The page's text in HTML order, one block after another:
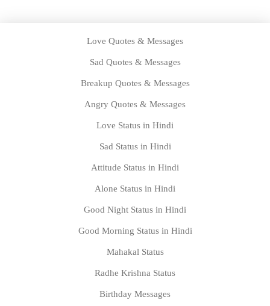
Love Quotes & Messages
Sad Quotes & Messages
Breakup Quotes & Messages
Angry Quotes & Messages
Love Status in Hindi
Sad Status in Hindi
Attitude Status in Hindi
Alone Status in Hindi
Good Night Status in Hindi
Good Morning Status in Hindi
Mahakal Status
Radhe Krishna Status
Birthday Messages